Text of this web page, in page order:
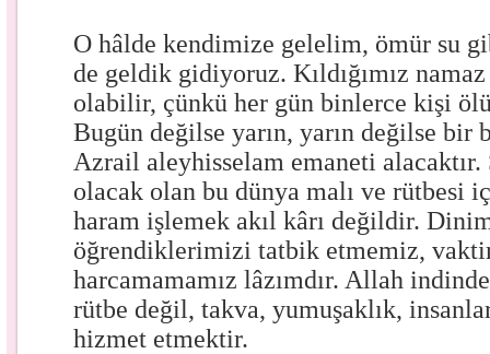
O hâlde kendimize gelelim, ömür su
de geldik gidiyoruz. Kıldığımız namaz
olabilir, çünkü her gün binlerce kişi
Bugün değilse yarın, yarın değilse bir
Azrail aleyhisselam emaneti alacaktır.
olacak olan bu dünya malı ve rütbesi
haram işlemek akıl kârı değildir.
öğrendiklerimizi tatbik etmemiz,
harcamamamız lâzımdır. Allah
rütbe değil, takva, yumuşaklık,
hizmet etmektir.